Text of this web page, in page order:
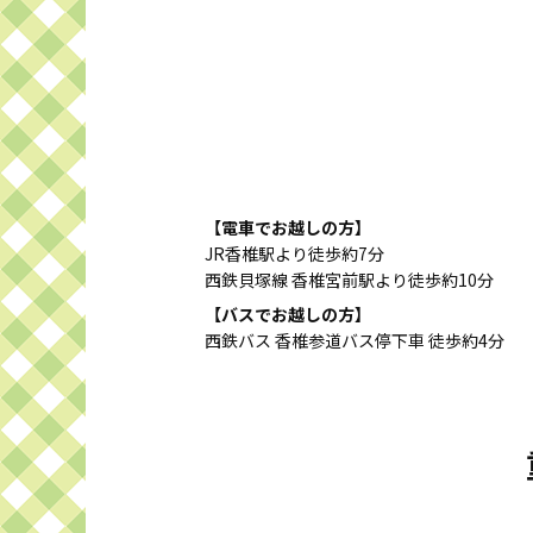
【電車でお越しの方】
JR香椎駅より徒歩約7分
西鉄貝塚線 香椎宮前駅より徒歩約10分
【バスでお越しの方】
西鉄バス 香椎参道バス停下車 徒歩約4分